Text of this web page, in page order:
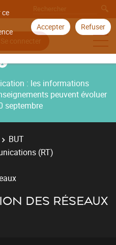
ce
Accepter Refuser
Se connecter
: les informations
peuvent évoluer
septembre
BUT
(RT)
DES RÉSEAUX